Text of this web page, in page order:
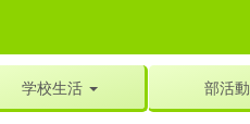
学校生活 部活動